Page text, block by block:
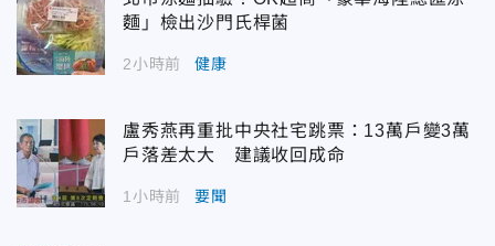
麵」檢出沙門氏桿菌
2小時前 健康
盧秀燕再重批中央社宅跳票：13萬戶變3萬
戶落差太大 建議收回成命
1小時前 要聞